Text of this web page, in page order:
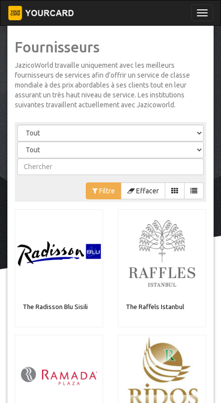
Fournisseurs
JazicoWorld travaille uniquement avec les meilleurs
fournisseurs de services afin d’offrir un service de classe
mondiale à des prix abordables à ses clients tout en leur
assurant un très haut niveau de service. Les institutions
suivantes travaillent actuellement avec Jazicoworld.
Filtre Effacer
The Radisson Blu Sisili The Raffels Istanbul